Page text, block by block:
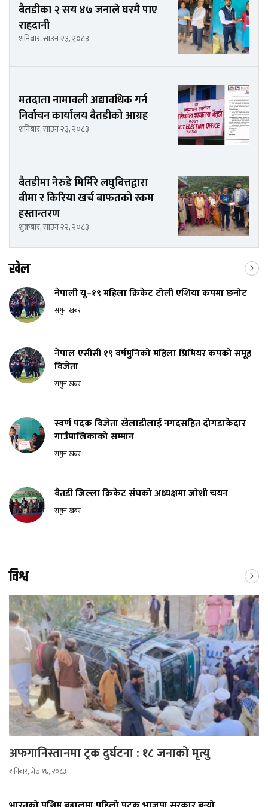
बैतडीका २ सय ४७ जनाले घरमै पाए
राहदानी
शनिबार, साउन २३, २०८३
मतदाता नामावली अद्यावधिक गर्न
निर्वाचन कार्यालय बैतडीको आग्रह
शनिबार, साउन २३, २०८३
बैतडीमा नेरुडे मिर्मिरे लघुबित्तद्वारा
बीमा र किरिया खर्च बाफतको रकम
हस्तान्तरण
शुक्रबार, साउन २२, २०८३
खेल
नेपाली यू–१९ महिला क्रिकेट टोली एशिया कपमा छनोट
सगुन खबर
नेपाल एसीसी १९ वर्षमुनिको महिला प्रिमियर कपको समूह
विजेता
सगुन खबर
स्वर्ण पदक विजेता खेलाडीलाई नगदसहित दोगडाकेदार
गाउँपालिकाको सम्मान
सगुन खबर
बैतडी जिल्ला क्रिकेट संघको अध्यक्षमा जोशी चयन
सगुन खबर
विश्व
अफगानिस्तानमा ट्रक दुर्घटना : १८ जनाको मृत्यु
शनिबार, जेठ १६, २०८३